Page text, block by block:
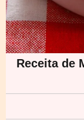
Receita de